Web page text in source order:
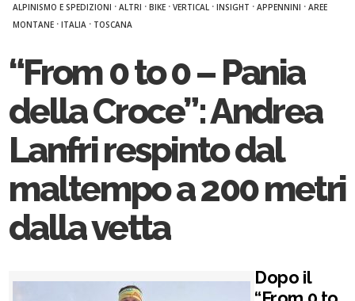
ALPINISMO E SPEDIZIONI ·ALTRI ·BIKE ·VERTICAL ·INSIGHT ·APPENNINI ·AREE
MONTANE ·ITALIA · TOSCANA
“From 0 to 0 – Pania
della Croce”: Andrea
Lanfri respinto dal
maltempo a 200 metri
dalla vetta
Dopo il